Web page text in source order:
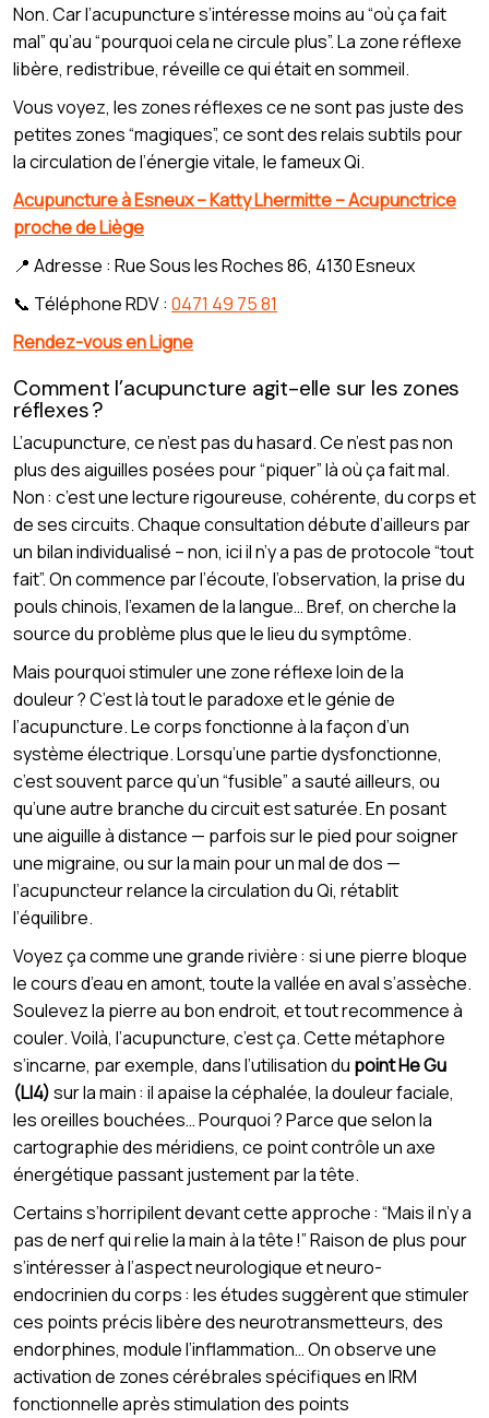
Non. Car l’acupuncture s’intéresse moins au “où ça fait
mal” qu’au “pourquoi cela ne circule plus”. La zone réflexe
libère, redistribue, réveille ce qui était en sommeil.
Vous voyez, les zones réflexes ce ne sont pas juste des
petites zones “magiques”, ce sont des relais subtils pour
la circulation de l’énergie vitale, le fameux Qi.
Acupuncture à Esneux – Katty Lhermitte – Acupunctrice
proche de Liège
📍 Adresse : Rue Sous les Roches 86, 4130 Esneux
📞 Téléphone RDV : 0471 49 75 81
Rendez-vous en Ligne
Comment l’acupuncture agit-elle sur les zones
réflexes ?
L’acupuncture, ce n’est pas du hasard. Ce n’est pas non
plus des aiguilles posées pour “piquer” là où ça fait mal.
Non : c’est une lecture rigoureuse, cohérente, du corps et
de ses circuits. Chaque consultation débute d’ailleurs par
un bilan individualisé – non, ici il n’y a pas de protocole “tout
fait”. On commence par l’écoute, l’observation, la prise du
pouls chinois, l’examen de la langue… Bref, on cherche la
source du problème plus que le lieu du symptôme.
Mais pourquoi stimuler une zone réflexe loin de la
douleur ? C’est là tout le paradoxe et le génie de
l’acupuncture. Le corps fonctionne à la façon d’un
système électrique. Lorsqu’une partie dysfonctionne,
c’est souvent parce qu’un “fusible” a sauté ailleurs, ou
qu’une autre branche du circuit est saturée. En posant
une aiguille à distance — parfois sur le pied pour soigner
une migraine, ou sur la main pour un mal de dos —
l’acupuncteur relance la circulation du Qi, rétablit
l’équilibre.
Voyez ça comme une grande rivière : si une pierre bloque
le cours d’eau en amont, toute la vallée en aval s’assèche.
Soulevez la pierre au bon endroit, et tout recommence à
couler. Voilà, l’acupuncture, c’est ça. Cette métaphore
s’incarne, par exemple, dans l’utilisation du point He Gu
(LI4)sur la main : il apaise la céphalée, la douleur faciale,
les oreilles bouchées… Pourquoi ? Parce que selon la
cartographie des méridiens, ce point contrôle un axe
énergétique passant justement par la tête.
Certains s’horripilent devant cette approche : “Mais il n’y a
pas de nerf qui relie la main à la tête !” Raison de plus pour
s’intéresser à l’aspect neurologique et neuro-
endocrinien du corps : les études suggèrent que stimuler
ces points précis libère des neurotransmetteurs, des
endorphines, module l’inflammation… On observe une
activation de zones cérébrales spécifiques en IRM
fonctionnelle après stimulation des points